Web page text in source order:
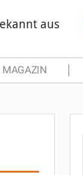
aus
MAGAZIN